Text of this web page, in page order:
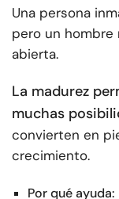
Una persona
pero un hombre
abierta.
La madurez
muchas
convierten en
crecimiento.
Por qué ayuda: